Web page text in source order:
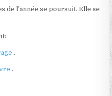
de l’année se poursuit. Elle se
.
.